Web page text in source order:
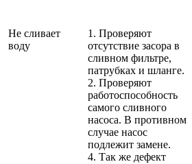
Не сливает
воду
1. Проверяют
отсутствие засора в
сливном фильтре,
патрубках и шланге.
2. Проверяют
работоспособность
самого сливного
насоса. В противном
случае насос
подлежит замене.
4. Так же дефект